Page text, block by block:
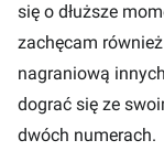
się o dłuższe
zachęcam
nagraniową
dograć się ze
dwóch numerach.